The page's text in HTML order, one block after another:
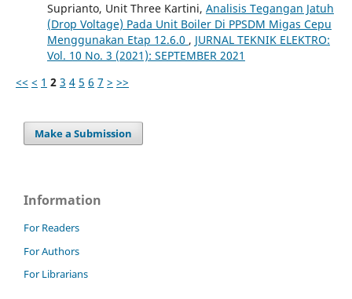
Suprianto, Unit Three Kartini, Analisis Tegangan Jatuh
(Drop Voltage) Pada Unit Boiler Di PPSDM Migas Cepu
Menggunakan Etap 12.6.0 , JURNAL TEKNIK ELEKTRO:
Vol. 10 No. 3 (2021): SEPTEMBER 2021
<< < 1 2 3 4 5 6 7 > >>
Make a Submission
Information
For Readers
For Authors
For Librarians